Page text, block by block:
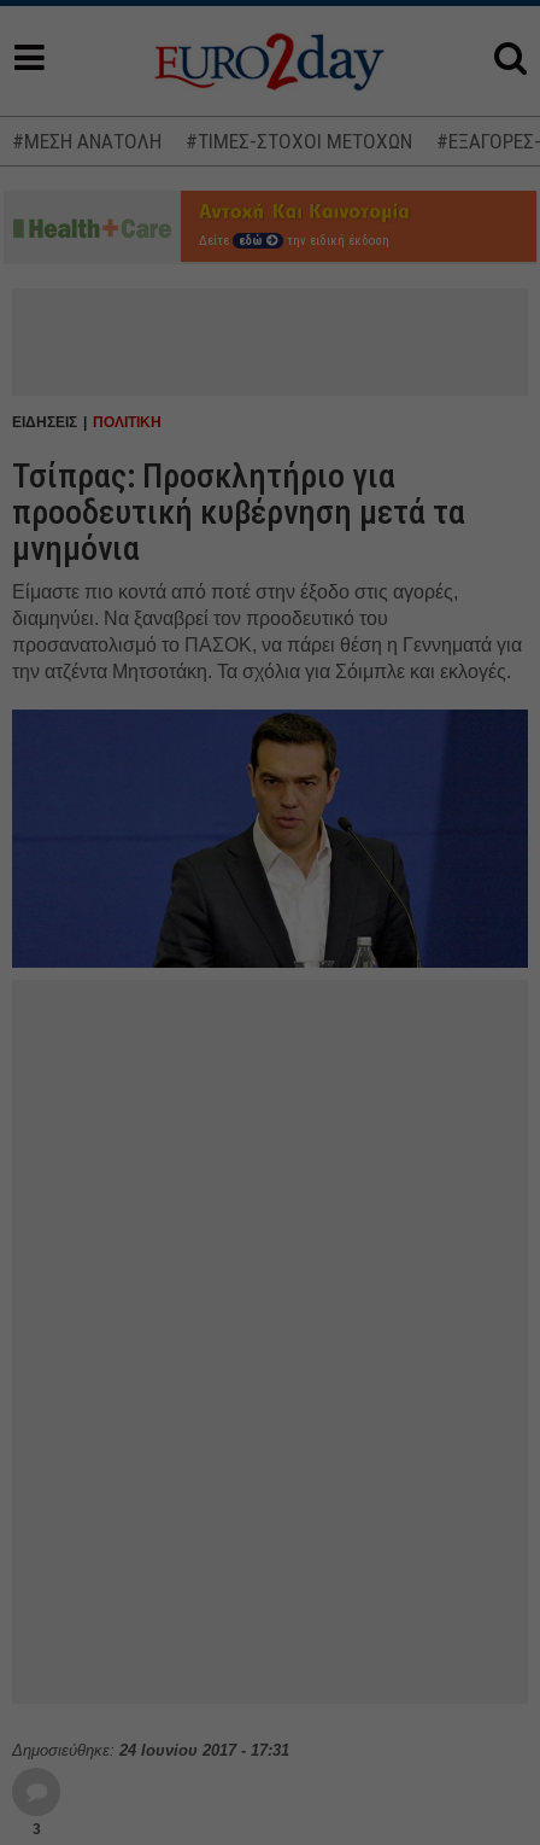
#ΜΕΣΗ ΑΝΑΤΟΛΗ #ΤΙΜΕΣ-ΣΤΟΧΟΙ ΜΕΤΟΧΩΝ
Δείτε εδώ την ειδική έκδοση
ΕΙΔΗΣΕΙΣ ΠΟΛΙΤΙΚΗ
Τσίπρας: Προσκλητήριο για
προοδευτική κυβέρνηση μετά τα
μνημόνια
Είμαστε πιο κοντά από ποτέ στην έξοδο στις αγορές,
διαμηνύει. Να ξαναβρεί τον προοδευτικό του
προσανατολισμό το ΠΑΣΟΚ, να πάρει θέση η Γεννηματά για
την ατζέντα Μητσοτάκη. Τα σχόλια για Σόιμπλε και εκλογές.
Δημοσιεύθηκε: 24 Ιουνίου 2017 - 17:31
3